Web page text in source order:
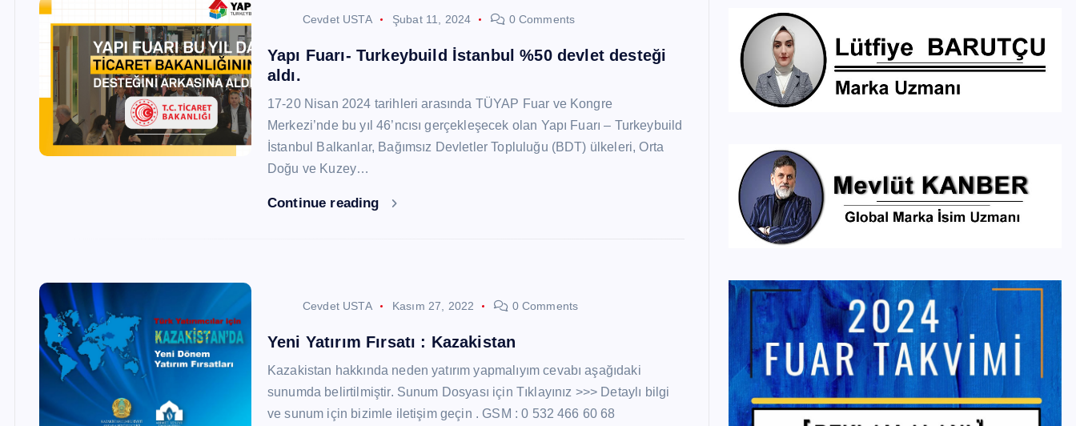
Cevdet USTA Şubat 11, 2024 0 Comments
Yapı Fuarı- Turkeybuild İstanbul %50 devlet desteği
aldı.
17-20 Nisan 2024 tarihleri arasında TÜYAP Fuar ve Kongre
Merkezi’nde bu yıl 46’ncısı gerçekleşecek olan Yapı Fuarı – Turkeybuild
İstanbul Balkanlar, Bağımsız Devletler Topluluğu (BDT) ülkeleri, Orta
Doğu ve Kuzey…
Continue reading
Cevdet USTA Kasım 27, 2022 0 Comments
Yeni Yatırım Fırsatı : Kazakistan
Kazakistan hakkında neden yatırım yapmalıyım cevabı aşağıdaki
sunumda belirtilmiştir. Sunum Dosyası için Tıklayınız >>> Detaylı bilgi
ve sunum için bizimle iletişim geçin . GSM : 0 532 466 60 68